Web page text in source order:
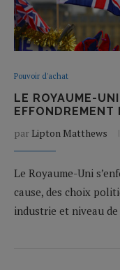
Pouvoir d'achat
LE ROYAUME-
EFFONDREMENT
par Lipton Matthews
Le Royaume-Uni
cause, des choix
industrie et niveau de